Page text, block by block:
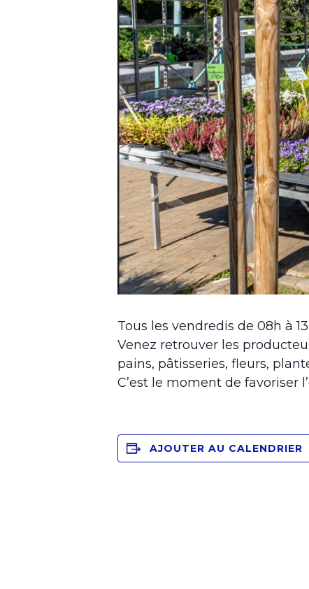
Tous les vendredis de 08h à
Venez retrouver les
pains, pâtisseries, fleurs,
C’est le moment de favoriser
AJOUTER AU CALENDRIER